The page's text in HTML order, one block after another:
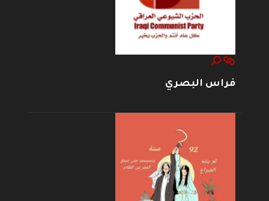
فراس البصري